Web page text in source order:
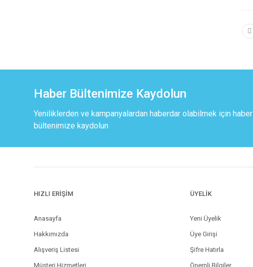
Haber Bültenimize Kaydolun
Yeniliklerden ve kampanyalardan haberdar olabilmek için haber
bültenimize kaydolun
HIZLI ERİŞİM
Anasayfa
Hakkımızda
Alışveriş Listesi
Müşteri Hizmetleri
ÜYELİK
Yeni Üyelik
Üye Girişi
Şifre Hatırla
Önemli Bilgiler